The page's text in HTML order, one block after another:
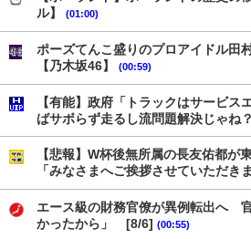
ル】
(01:00)
ポーズてんこ盛りのプロアイドル田
【乃木坂46】
(00:59)
【有能】政府「トラックはサービス
ばサボらず走るし流問題解決じゃね
【悲報】W杯後無所属の長友佑都が
「みなさまへご挨拶させていただき
エース級の財務官僚が異例転出へ
かったから」 [8/6] (00:55)